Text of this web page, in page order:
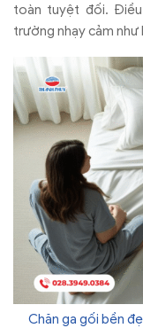
toàn tuyệt đối.
trường nhạy cảm như
Chăn ga gối bền